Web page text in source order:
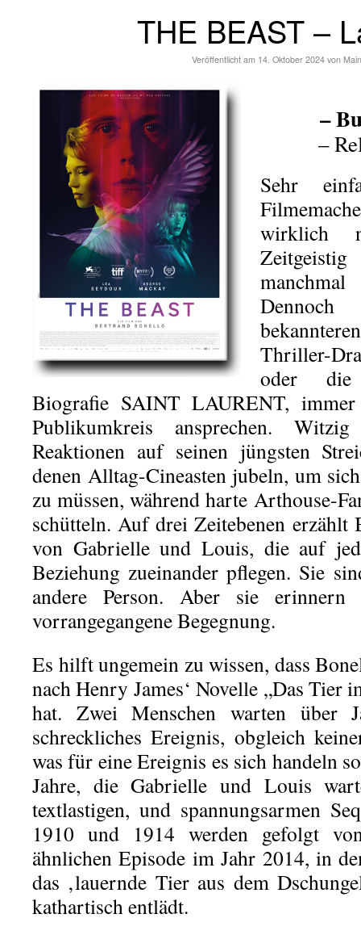
THE BEAST –
Veröffentlicht am 14. Oktober 2024 von
–
–
Sehr
wirklich
Thriller-
oder die
Biografie SAINT LAURENT,
Publikumkreis ansprechen.
Reaktionen auf seinen jüngsten
denen Alltag-Cineasten jubeln, um
zu müssen, während harte Arthouse-
schütteln. Auf drei Zeitebenen erzählt
von Gabrielle und Louis, die auf
Beziehung zueinander pflegen. Sie
andere Person. Aber sie
vorrangegangene Begegnung.
Es hilft ungemein zu wissen, dass
nach Henry James‘ Novelle „Das Tier
hat. Zwei Menschen warten über
schreckliches Ereignis, obgleich
was für eine Ereignis es sich handeln
Jahre, die Gabrielle und Louis
textlastigen, und spannungsarmen
1910 und 1914 werden gefolgt
ähnlichen Episode im Jahr 2014, in
das ‚lauernde Tier aus dem
kathartisch entlädt.